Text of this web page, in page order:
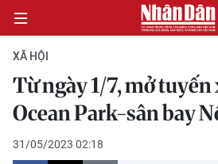
CHÍNH TRỊ
KINH TẾ
XÃ HỘI
Từ ngày 1/7, mở
Ocean Park-sân bay
31/05/2023 02:18